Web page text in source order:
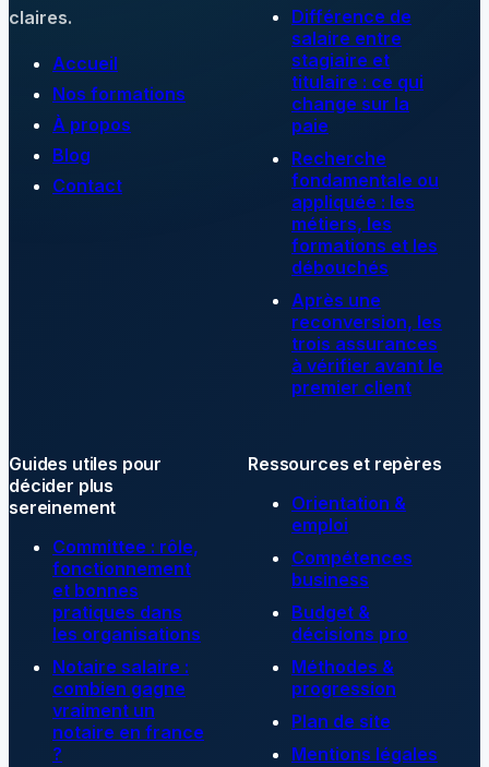
claires.
Accueil
Nos formations
À propos
Blog
Contact
Différence de
salaire entre
stagiaire et
titulaire : ce qui
change sur la
paie
Recherche
fondamentale ou
appliquée : les
métiers, les
formations et les
débouchés
Après une
reconversion, les
trois assurances
à vérifier avant le
premier client
Guides utiles pour
décider plus
sereinement
Committee : rôle,
fonctionnement
et bonnes
pratiques dans
les organisations
Notaire salaire :
combien gagne
vraiment un
notaire en france
?
Ressources et repères
Orientation &
emploi
Compétences
business
Budget &
décisions pro
Méthodes &
progression
Plan de site
Mentions légales